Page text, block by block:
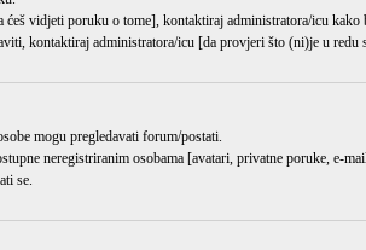
vidjeti poruku o tome], kontaktiraj administratora/icu kako
kontaktiraj administratora/icu [da provjeri što (ni)je u
mogu pregledavati forum/postati.
neregistriranim osobama [avatari, privatne poruke, e-
se.